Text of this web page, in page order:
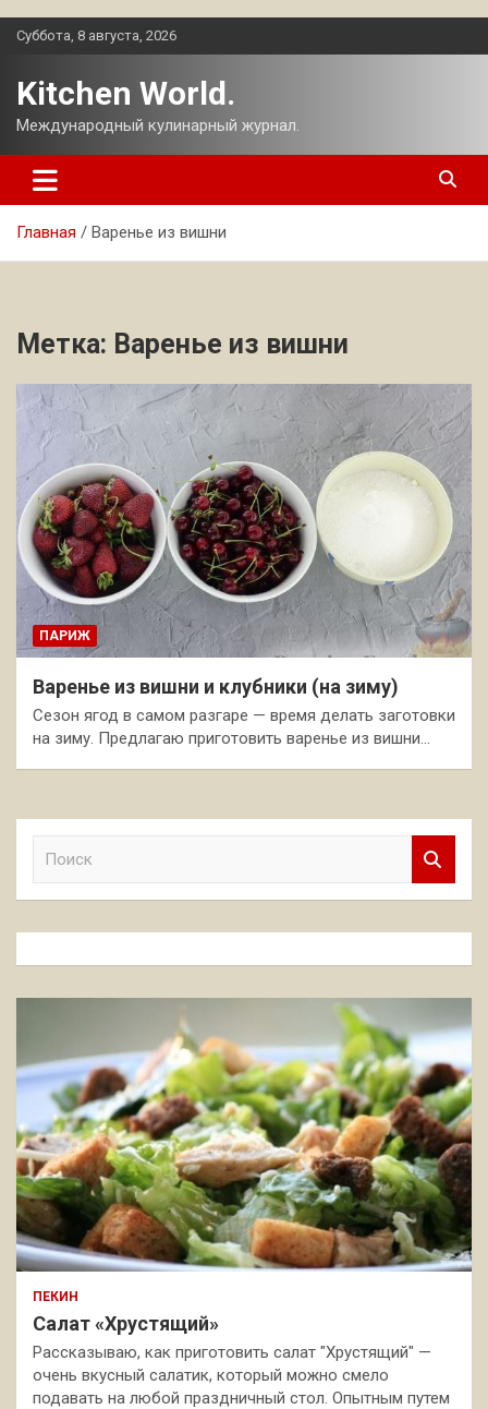
Перейти
Суббота, 8 августа, 2026
Kitchen World.
Международный кулинарный журнал.
Главная Варенье из вишни
Метка: Варенье из вишни
ПАРИЖ
Варенье из вишни и клубники (на зиму)
Сезон ягод в самом разгаре — время делать заготовки
на зиму. Предлагаю приготовить варенье из вишни…
к
ПЕКИН
Салат «Хрустящий»
Рассказываю, как приготовить салат "Хрустящий" —
очень вкусный салатик, который можно смело
подавать на любой праздничный стол. Опытным путем